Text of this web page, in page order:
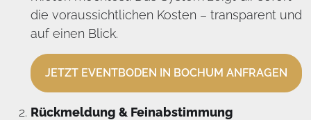
die voraussichtlichen Kosten – transparent und
auf einen Blick.
JETZT EVENTBODEN IN BOCHUM ANFRAGEN
Rückmeldung & Feinabstimmung